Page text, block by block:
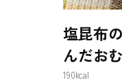
塩昆布
んだお
190kcal